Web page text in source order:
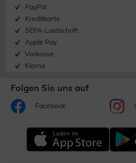
PayPal
Kreditkarte
SEPA-Lastschrift
Apple Pay
Vorkasse
Klarna
Folgen Sie uns auf
Facebook